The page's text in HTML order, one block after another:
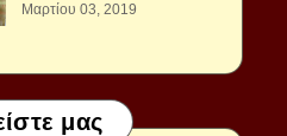
Μαρτίου 03, 2019
μας